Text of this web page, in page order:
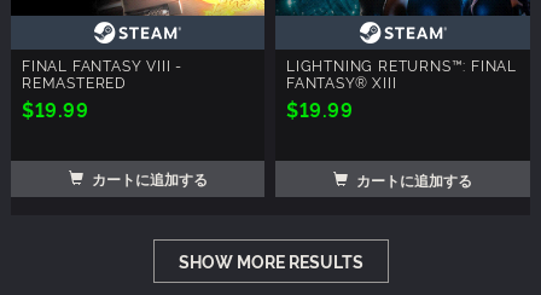
FINAL FANTASY VIII -
REMASTERED
$19.99
カートに追加する
LIGHTNING RETURNS™: FINAL
FANTASY® XIII
$19.99
カートに追加する
SHOW MORE RESULTS